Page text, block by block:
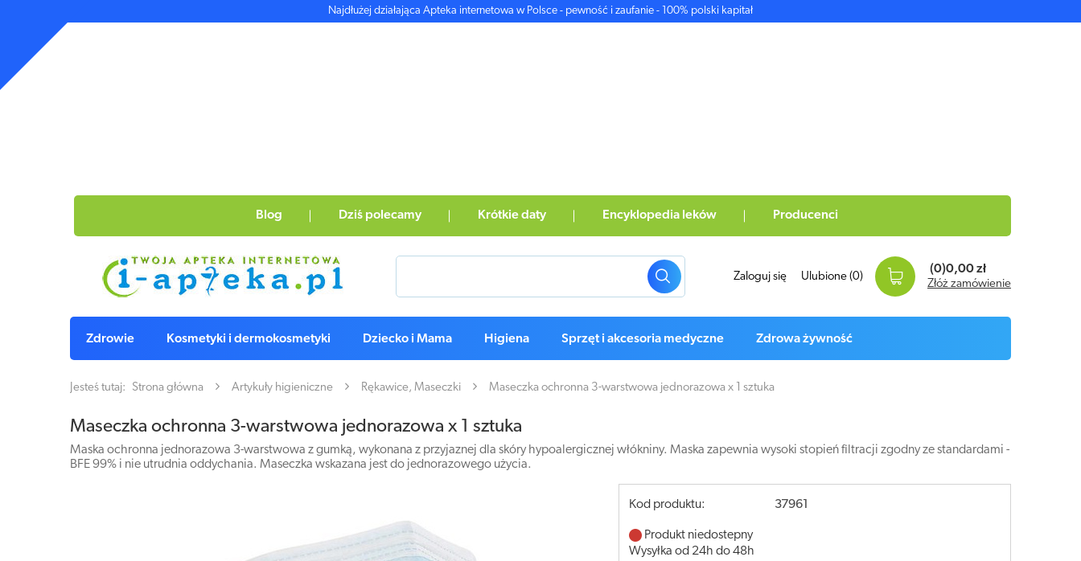
Najdłużej działająca Apteka internetowa w Polsce - pewność i zaufanie - 100% polski kapitał
Blog Dziś polecamy Krótkie daty Encyklopedia leków Producenci
Zaloguj się Ulubione (0)
(0)0,00 zł
Złóż zamówienie
Zdrowie Kosmetyki i dermokosmetyki Dziecko i Mama Higiena Sprzęt i akcesoria medyczne Zdrowa żywność
Jesteś tutaj: Strona główna Artykuły higieniczne Rękawice, Maseczki Maseczka ochronna 3-warstwowa jednorazowa x 1 sztuka
Maseczka ochronna 3-warstwowa jednorazowa x 1 sztuka
Maska ochronna jednorazowa 3-warstwowa z gumką, wykonana z przyjaznej dla skóry hypoalergicznej włókniny. Maska zapewnia wysoki stopień filtracji zgodny ze standardami -
BFE 99% i nie utrudnia oddychania. Maseczka wskazana jest do jednorazowego użycia.
Kod produktu: 37961
Produkt niedostepny
Wysyłka od 24h do 48h